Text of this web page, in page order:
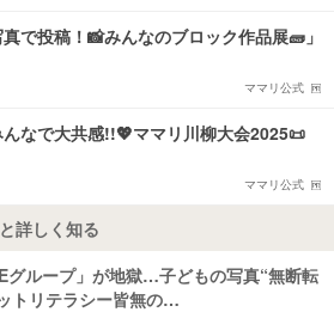
で投稿！📸みんなのブロック作品展🧱」
ママリ公式
なで大共感!!💖ママリ川柳大会2025📜
ママリ公式
詳しく知る
グループ」が地獄…子どもの写真“無断転
トリテラシー皆無の…